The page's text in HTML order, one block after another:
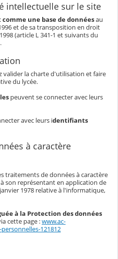
intellectuelle sur le site
une base de donnéesau
et de sa transposition en droit
(article L 341-1 et suivants du
valider la charte d'utilisation et faire
du lycée.
peuvent se connecter avec leurs
avec leurs identifiants
à caractère
traitements de données à caractère
son représentant en application de
1978 relative à l'informatique,
à la Protection des données
cette page :www.ac-
121812